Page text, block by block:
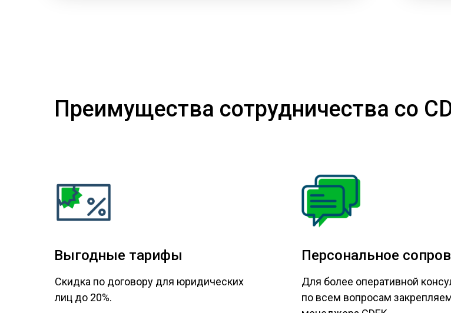
Для более оперативной
по всем вопросам
Персональное
Скидка по договору для юридических
лиц до 20%.
Выгодные тарифы
Преимущества сотрудничества со